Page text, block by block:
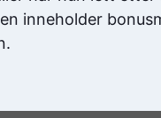
inneholder